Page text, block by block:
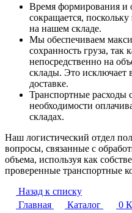
Время формирования и
сокращается,
на нашем складе.
Мы обеспечиваем
сохранность груза, так
непосредственно на
склады. Это исключает
доставке.
Транспортные расходы
необходимости
складах.
Наш логистический отдел
вопросы, связанные с
объема, используя как
проверенные транспортные
Назад к списку
Главная
Каталог 0